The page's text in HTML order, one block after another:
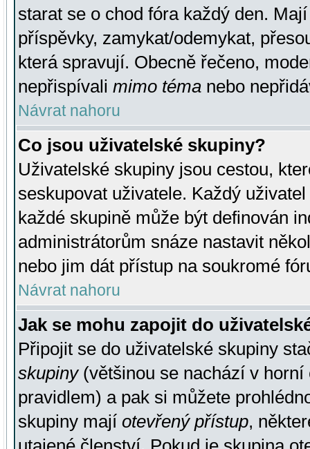
starat se o chod fóra každý den.
příspěvky, zamykat/odemykat,
která spravují. Obecně řečeno,
nepřispívali mimo téma nebo
Návrat nahoru
Co jsou uživatelské skupiny?
Uživatelské skupiny jsou cestou,
seskupovat uživatele. Každý
každé skupině může být definován
administrátorům snáze nastavit
nebo jim dát přístup na soukromé
Návrat nahoru
Jak se mohu zapojit do
Připojit se do uživatelské skupiny
skupiny(většinou se nachází v horní
pravidlem) a pak si můžete
skupiny mají otevřený přístup,